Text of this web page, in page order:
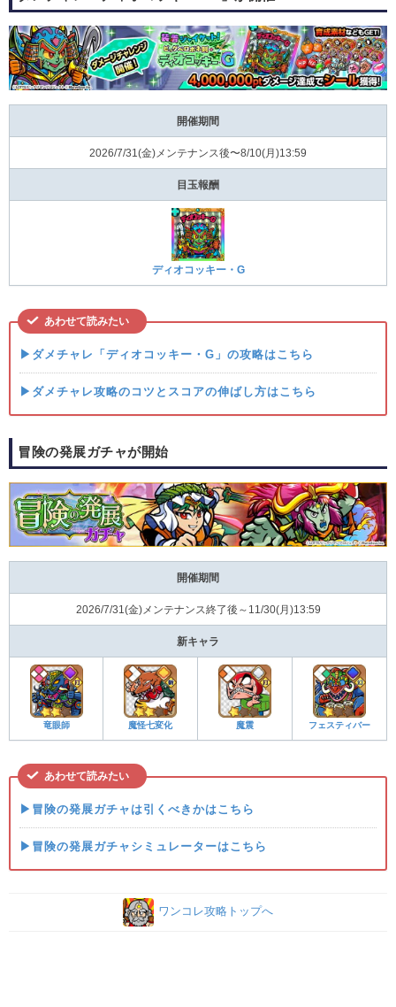
開催期間
2026/7/31(⾦)メンテナンス後〜8/10(⽉)13:59
目玉報酬
ディオコッキー・G
あわせて読みたい
▶ダメチャレ「ディオコッキー・G」の攻略はこちら
▶ダメチャレ攻略のコツとスコアの伸ばし方はこちら
冒険の発展ガチャが開始
開催期間
2026/7/31(金)メンテナンス終了後～11/30(月)13:59
新キャラ
竜眼師 魔怪七変化 魔震 フェスティバー
あわせて読みたい
▶冒険の発展ガチャは引くべきかはこちら
▶冒険の発展ガチャシミュレーターはこちら
ワンコレ攻略トップへ